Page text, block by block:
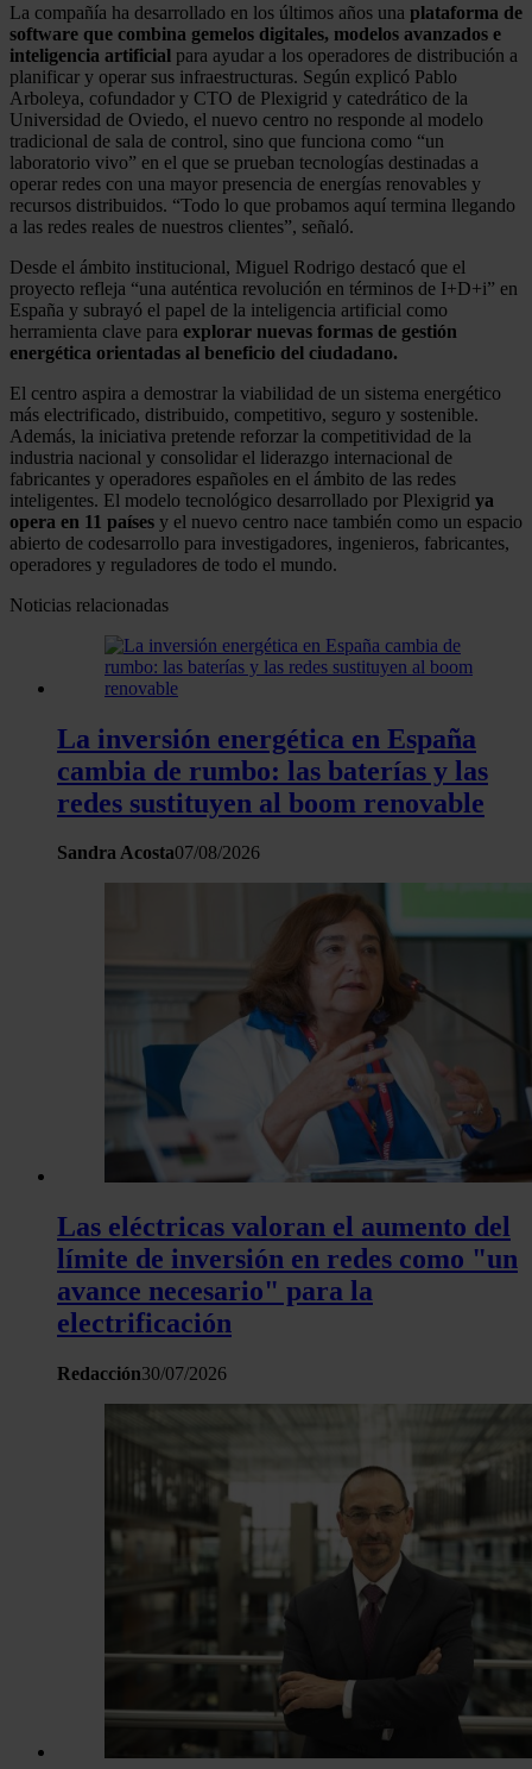
La compañía ha desarrollado en los últimos años una plataforma de
software que combina gemelos digitales, modelos avanzados e
inteligencia artificial para ayudar a los operadores de distribución a
planificar y operar sus infraestructuras. Según explicó Pablo
Arboleya, cofundador y CTO de Plexigrid y catedrático de la
Universidad de Oviedo, el nuevo centro no responde al modelo
tradicional de sala de control, sino que funciona como “un
laboratorio vivo” en el que se prueban tecnologías destinadas a
operar redes con una mayor presencia de energías renovables y
recursos distribuidos. “Todo lo que probamos aquí termina llegando
a las redes reales de nuestros clientes”, señaló.
Desde el ámbito institucional, Miguel Rodrigo destacó que el
proyecto refleja “una auténtica revolución en términos de I+D+i” en
España y subrayó el papel de la inteligencia artificial como
herramienta clave para explorar nuevas formas de gestión
energética orientadas al beneficio del ciudadano.
El centro aspira a demostrar la viabilidad de un sistema energético
más electrificado, distribuido, competitivo, seguro y sostenible.
Además, la iniciativa pretende reforzar la competitividad de la
industria nacional y consolidar el liderazgo internacional de
fabricantes y operadores españoles en el ámbito de las redes
inteligentes. El modelo tecnológico desarrollado por Plexigrid ya
opera en 11 países y el nuevo centro nace también como un espacio
abierto de codesarrollo para investigadores, ingenieros, fabricantes,
operadores y reguladores de todo el mundo.
Noticias relacionadas
La inversión energética en España
cambia de rumbo: las baterías y las
redes sustituyen al boom renovable
Sandra Acosta07/08/2026
Las eléctricas valoran el aumento del
límite de inversión en redes como "un
avance necesario" para la
electrificación
Redacción30/07/2026